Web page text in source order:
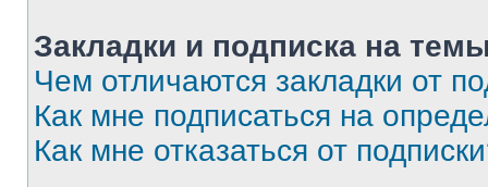
Закладки и подписка на
Чем отличаются закладки от
Как мне подписаться на
Как мне отказаться от